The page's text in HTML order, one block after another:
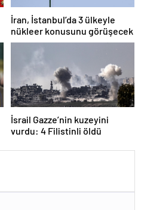
İran, İstanbul’da 3 ülkeyle
nükleer konusunu görüşecek
İsrail Gazze’nin kuzeyini
vurdu: 4 Filistinli öldü